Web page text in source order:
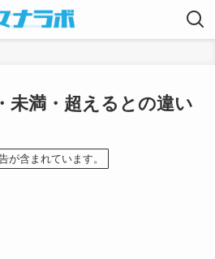
未満・超えるとの違い
が含まれています。